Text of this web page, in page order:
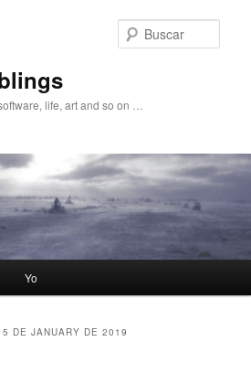
life, art and so on …
Yo
DE JANUARY DE 2019